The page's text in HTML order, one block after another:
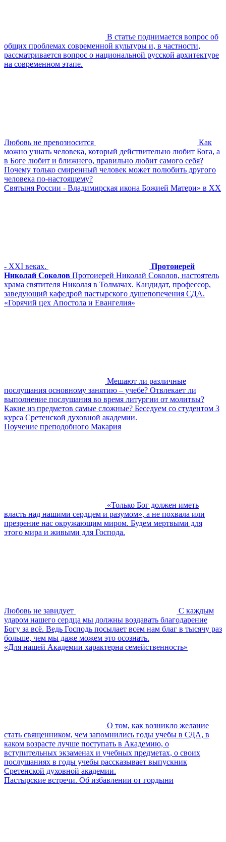
В статье поднимается вопрос об
общих проблемах современной культуры и, в частности,
рассматривается вопрос о национальной русской архитектуре
на современном этапе.
Любовь не превозносится
Как
можно узнать человека, который действительно любит Бога, а
в Боге любит и ближнего, правильно любит самого себя?
Почему только смиренный человек может полюбить другого
человека по-настоящему?
Cвятыня России - Владимирская икона Божией Матери» в XX
- XXI веках.
Протоиерей
Николай Соколов Протоиерей Николай Соколов, настоятель
храма святителя Николая в Толмачах. Кандидат, профессор,
заведующий кафедрой пастырского душепопечения СДА.
«Горячий цех Апостола и Евангелия»
Мешают ли различные
послушания основному занятию – учебе? Отвлекает ли
выполнение послушания во время литургии от молитвы?
Какие из предметов самые сложные? Беседуем со студентом 3
курса Сретенской духовной академии.
Поучение преподобного Макария
«Только Бог должен иметь
власть над нашими сердцем и разумом», а не похвала или
презрение нас окружающим миром. Будем мертвыми для
этого мира и живыми для Господа.
Любовь не завидует
С каждым
ударом нашего сердца мы должны воздавать благодарение
Богу за всё. Ведь Господь посылает всем нам благ в тысячу раз
больше, чем мы даже можем это осознать.
«Для нашей Академии характерна семейственность»
О том, как возникло желание
стать священником, чем запомнились годы учебы в СДА, в
каком возрасте лучше поступать в Академию, о
вступительных экзаменах и учебных предметах, о своих
послушаниях в годы учебы рассказывает выпускник
Сретенской духовной академии.
Пастырские встречи. Об избавлении от гордыни